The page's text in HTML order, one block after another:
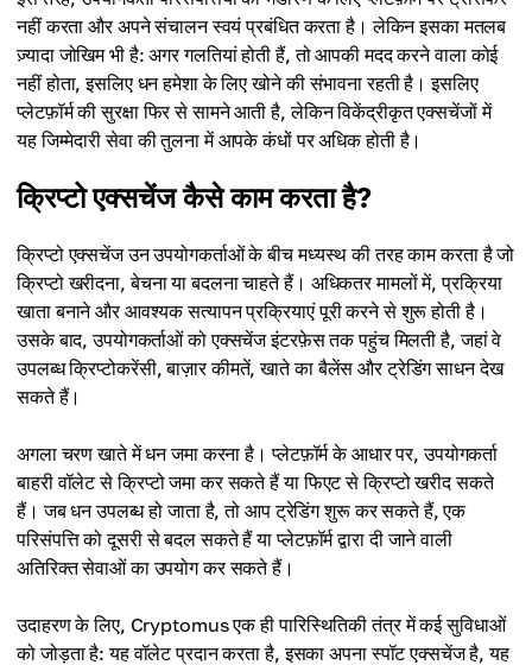
नहीं करता और अपने संचालन स्वयं प्रबंधित करता है। लेकिन इसका मतलब
ज़्यादा जोखिम भी है: अगर गलतियां होती हैं, तो आपकी मदद करने वाला कोई
नहीं होता, इसलिए धन हमेशा के लिए खोने की संभावना रहती है। इसलिए
प्लेटफ़ॉर्म की सुरक्षा फिर से सामने आती है, लेकिन विकेंद्रीकृत एक्सचेंजों में
यह जिम्मेदारी सेवा की तुलना में आपके कंधों पर अधिक होती है।
क्रिप्टो एक्सचेंज कैसे काम करता है?
क्रिप्टो एक्सचेंज उन उपयोगकर्ताओं के बीच मध्यस्थ की तरह काम करता है जो
क्रिप्टो खरीदना, बेचना या बदलना चाहते हैं। अधिकतर मामलों में, प्रक्रिया
खाता बनाने और आवश्यक सत्यापन प्रक्रियाएं पूरी करने से शुरू होती है।
उसके बाद, उपयोगकर्ताओं को एक्सचेंज इंटरफ़ेस तक पहुंच मिलती है, जहां वे
उपलब्ध क्रिप्टोकरेंसी, बाज़ार कीमतें, खाते का बैलेंस और ट्रेडिंग साधन देख
सकते हैं।
अगला चरण खाते में धन जमा करना है। प्लेटफ़ॉर्म के आधार पर, उपयोगकर्ता
बाहरी वॉलेट से क्रिप्टो जमा कर सकते हैं या फिएट से क्रिप्टो खरीद सकते
हैं। जब धन उपलब्ध हो जाता है, तो आप ट्रेडिंग शुरू कर सकते हैं, एक
परिसंपत्ति को दूसरी से बदल सकते हैं या प्लेटफ़ॉर्म द्वारा दी जाने वाली
अतिरिक्त सेवाओं का उपयोग कर सकते हैं।
उदाहरण के लिए, Cryptomus एक ही पारिस्थितिकी तंत्र में कई सुविधाओं
को जोड़ता है: यह वॉलेट प्रदान करता है, इसका अपना स्पॉट एक्सचेंज है, यह